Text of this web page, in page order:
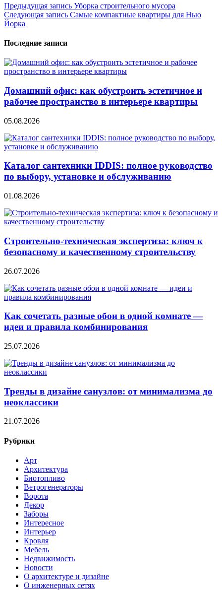
Навигация
по
Предыдущая запись Уборка строительного мусора
Следующая запись Самые компактные квартиры для Нью
Йорка
Последние записи
Домашний офис: как обустроить эстетичное и
рабочее пространство в интерьере квартиры
05.08.2026
Каталог сантехники IDDIS: полное руководство
по выбору, установке и обслуживанию
01.08.2026
Строительно‑техническая экспертиза: ключ к
безопасному и качественному строительству
26.07.2026
Как сочетать разные обои в одной комнате —
идеи и правила комбинирования
25.07.2026
Тренды в дизайне санузлов: от минимализма до
неоклассики
21.07.2026
Рубрики
Арт
Архитектура
Биотопливо
Ветрогенераторы
Ворота
Декор
Заборы
Интересное
Интерьер
Кровля
Мебель
Недвижимость
Новости
О архитектуре и дизайне
О инженерных сетях